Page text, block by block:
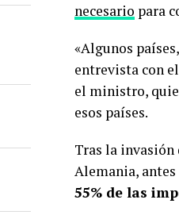
necesario para
«Algunos
entrevista con
el ministro,
esos países.
Tras la invasión
Alemania,
55% de las